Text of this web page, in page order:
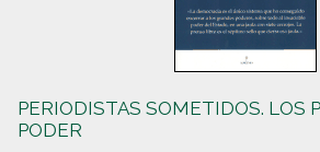
PERIODISTAS SOMETIDOS. LOS
PODER